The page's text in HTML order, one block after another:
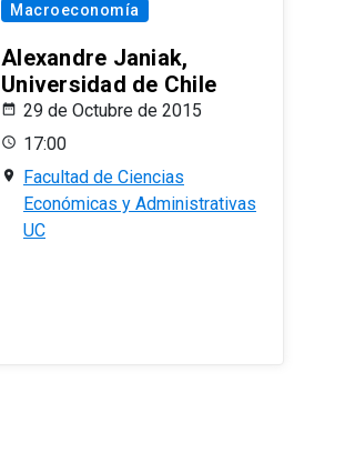
Macroeconomía
Alexandre Janiak,
Universidad de Chile
29 de Octubre de 2015
17:00
Facultad de Ciencias
Económicas y Administrativas
UC